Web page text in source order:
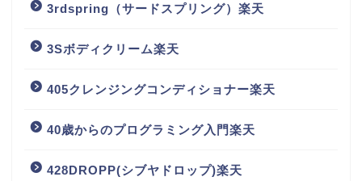
3rdspring（サードスプリング）楽天
3Sボディクリーム楽天
405クレンジングコンディショナー楽天
40歳からのプログラミング入門楽天
428DROPP(シブヤドロップ)楽天